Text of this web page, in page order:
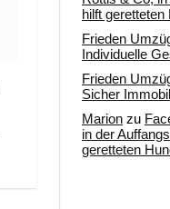
hilft geretteten
Frieden
Individuelle
Frieden
Sicher
Marion zu
in der
geretteten